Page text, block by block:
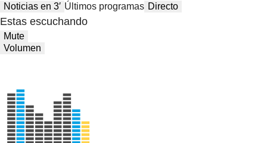
Noticias en 3′ Últimos programas Directo
Estas escuchando
Mute
Volumen